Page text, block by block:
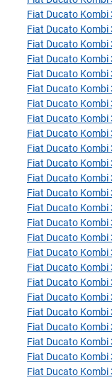
Fiat Ducato Kombi
Fiat Ducato Kombi
Fiat Ducato
Fiat Ducato
Fiat Ducato
Fiat Ducato
Fiat Ducato
Fiat Ducato
Fiat Ducato
Fiat Ducato
Fiat Ducato
Fiat Ducato Kombi
Fiat Ducato
Fiat Ducato
Fiat Ducato
Fiat Ducato Kombi
Fiat Ducato
Fiat Ducato
Fiat Ducato
Fiat Ducato Kombi
Fiat Ducato
Fiat Ducato Kombi
Fiat Ducato
Fiat Ducato
Fiat Ducato